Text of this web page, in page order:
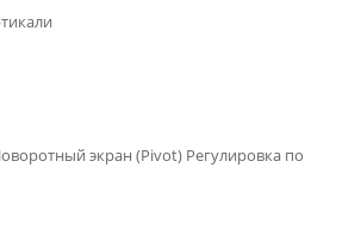
экран (Pivot) Регулировка по